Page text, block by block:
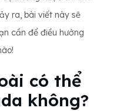
ra, bài viết này sẽ
cần để điều hướng
có thể
không?